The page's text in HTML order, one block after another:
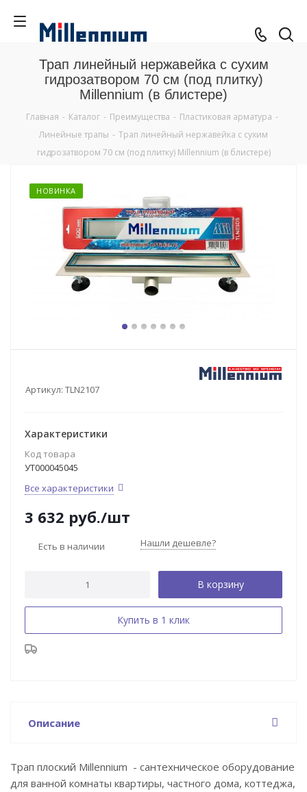
Трап линейный нержавейка с сухим
гидрозатвором 70 см (под плитку)
Millennium (в блистере)
Главная - Каталог - Преимущества - Пластиковая арматура -
Линейные трапы - Трап линейный нержавейка с сухим
гидрозатвором 70 см (под плитку) Millennium (в блистере)
НОВИНКА
Артикул: TLN2107
Характеристики
Код товара
УТ000045045
Все характеристики
3 632 руб./шт
Есть в наличии Нашли дешевле?
В корзину
Купить в 1 клик
Описание
Трап плоский Millennium - сантехническое оборудование
для ванной комнаты квартиры, частного дома, коттеджа,